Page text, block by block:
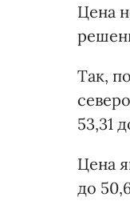
Цена
Так,
53,31
Цена
до